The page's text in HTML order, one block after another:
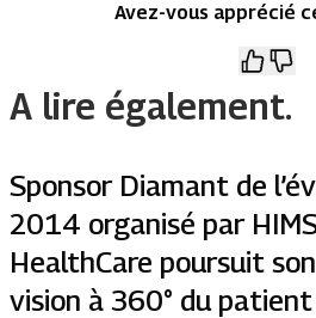
Avez-vous apprécié
A lire également.
Sponsor Diamant de
2014 organisé par
HealthCare poursuit
vision à 360° du